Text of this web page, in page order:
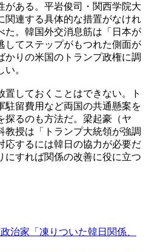
がある。平岩俊司・関西学院大
関連する具体的な措置がなけれ
た。韓国外交消息筋は「日本が
してステップがもつれた側面が
かりの米国のトランプ政権に調
。
置しておくことはできない。ト
駐留費用など両国の共通懸案を
探るのも方法だ。梁起豪（ヤ
教授は「トランプ大統領が強調
応するには韓日の協力が必要だ
にすれば関係の改善に役に立つ
治家「凍りついた韓日関係、